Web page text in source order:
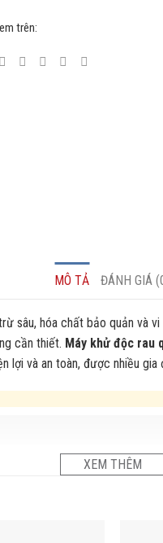
trên:
MÔ TẢ ĐÁNH GIÁ
sâu, hóa chất bảo quản và
cần thiết. Máy khử độc rau
lợi và an toàn, được nhiều gia
XEM THÊM